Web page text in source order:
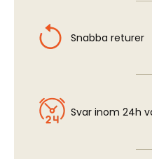
Snabba returer
Svar inom 24h